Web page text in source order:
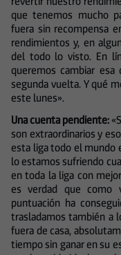
que tenemos mucho
fuera sin recompensa
rendimientos y, en
del todo lo visto. En
queremos cambiar
segunda vuelta. Y qué
este lunes».
Una cuenta pendiente:
son extraordinarios y
esta liga todo el mundo
lo estamos sufriendo
en toda la liga con
es verdad que como
puntuación ha
trasladamos también a
fuera de casa,
tiempo sin ganar en su